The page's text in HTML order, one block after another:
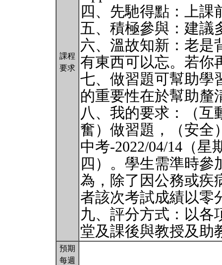
課程
要求
四、先馳得點：上課
五、積極參與：建議
六、溫故知新：老是
有東西可以忘。若你
七、做習題可幫助學
的重要性在於幫助釐
八、我的要求：（互
奮）做習題，（安全
中考-2022/04/14（星
四）。學生需準時參
為，除了因公務或疾
者該次考試成績以零
九、評分方式：以各
堂及課後與教授及
預期
每週